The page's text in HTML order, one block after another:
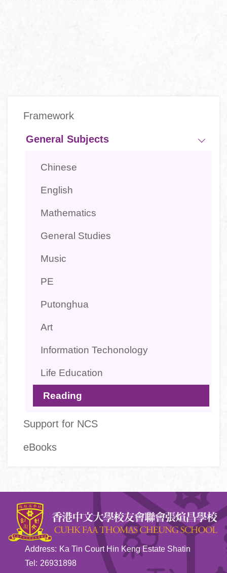
navigation
Framework
General Subjects
Chinese
English
Mathematics
General Studies
Music
PE
Putonghua
Art
Information Techonology
Life Education
Reading
Support for NCS
eBooks
Address: Ka Tin Court Hin Keng Estate Shatin
Tel: 26931898